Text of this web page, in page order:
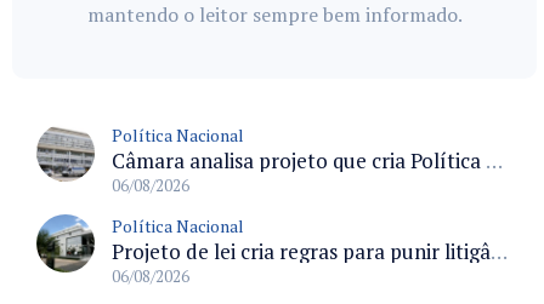
mantendo o leitor sempre bem informado.
Política Nacional
Câmara analisa projeto que cria Política Nacional de Qualificação e Valorização da Preceptoria na Residência Médica
06/08/2026
Política Nacional
Projeto de lei cria regras para punir litigância abusiva reversa e integrar sistemas do Judiciário
06/08/2026